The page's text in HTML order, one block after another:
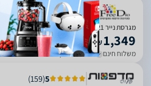
4.71
(
1988
)
מגרסת נייר Fellowes Powershred LX221 - צבע לבן
₪1,349
משלוח חינם עד 3 ימי עסקים
5
(
159
)